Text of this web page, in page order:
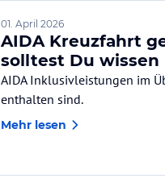
01. April 2026
AIDA Kreuzfahrt
solltest Du wissen
AIDA Inklusivleistungen im
enthalten sind.
Mehr lesen